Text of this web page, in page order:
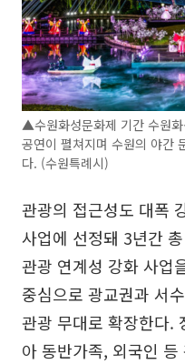
▲수원화성문화제 기간 수원화
공연이 펼쳐지며 수원의 야간
다. (수원특례시)
관광의 접근성도 대폭
사업에 선정돼 3년간
관광 연계성 강화 사업
중심으로 광교권과 서
관광 무대로 확장한다.
아 동반가족, 외국인